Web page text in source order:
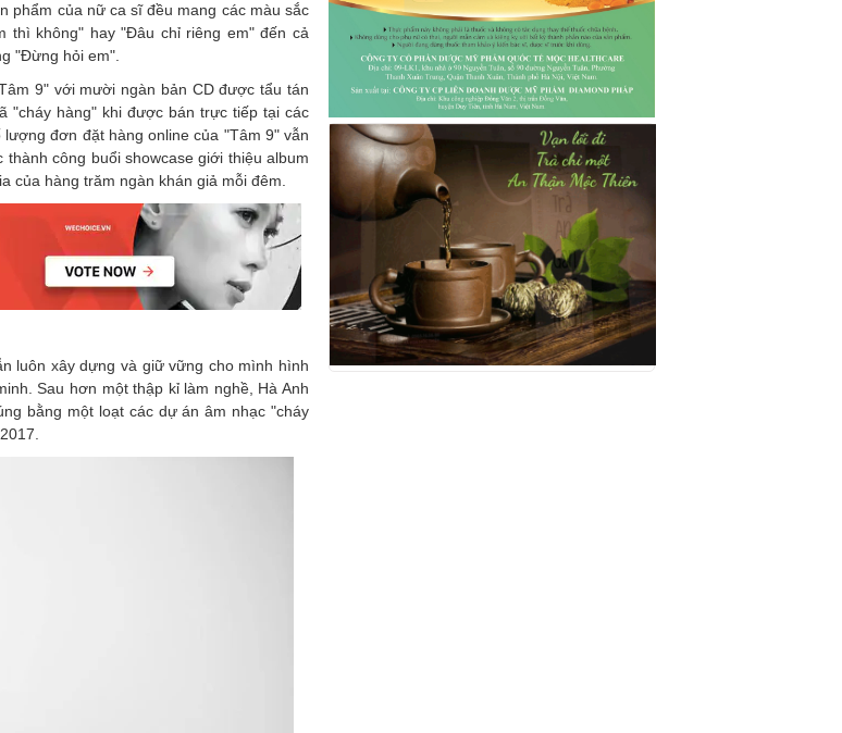
phẩm của nữ ca sĩ đều mang các màu sắc
thì không" hay "Đâu chỉ riêng em" đến cả
"Đừng hỏi em".
9" với mười ngàn bản CD được tẩu tán
"cháy hàng" khi được bán trực tiếp tại các
đơn đặt hàng online của "Tâm 9" vẫn
công buổi showcase giới thiệu album
của hàng trăm ngàn khán giả mỗi đêm.
luôn xây dựng và giữ vững cho mình hình
Sau hơn một thập kỉ làm nghề, Hà Anh
bằng một loạt các dự án âm nhạc "cháy